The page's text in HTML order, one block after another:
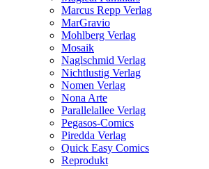
Marcus Repp Verlag
MarGravio
Mohlberg Verlag
Mosaik
Naglschmid Verlag
Nichtlustig Verlag
Nomen Verlag
Nona Arte
Parallelallee Verlag
Pegasos-Comics
Piredda Verlag
Quick Easy Comics
Reprodukt